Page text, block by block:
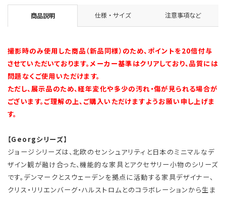
商品説明 仕様・サイズ 注意事項など
撮影時のみ使用した商品（新品同様）のため、ポイントを20倍付与
させていただいております。メーカー基準はクリアしており、品質には
問題なくご使用いただけます。
ただし、展示品のため、経年変化や多少の汚れ・傷が見られる場合が
ございます。ご理解の上、ご購入いただけますようお願い申し上げま
す。
【Georgシリーズ】
ジョージシリーズは、北欧のセンシュアリティと日本のミニマルなデ
ザイン観が融け合った、機能的な家具とアクセサリー小物のシリーズ
です。デンマークとスウェーデンを拠点に活動する家具デザイナー、
クリス・リリエンバーグ・ハルストロムとのコラボレーションから生ま